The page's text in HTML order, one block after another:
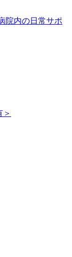
院内の日常サポ